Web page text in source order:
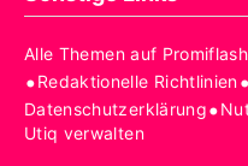
Alle Themen auf Promiflash
•Redaktionelle Richtlinien•
Datenschutzerklärung•
Utiq verwalten